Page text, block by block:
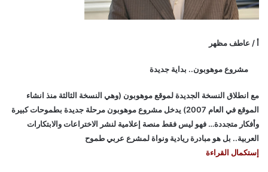
أ / عاطف مظهر
مشروع موهوبون.. بداية جديدة
مع انطلاق النسخة الجديدة لموقع موهوبون (وهي النسخة الثالثة منذ انشاء
الموقع في العام 2007) يدخل مشروع موهوبون مرحلة جديدة بطموحات كبيرة
وأفكار متجددة… فهو ليس فقط منصة إعلامية لنشر الاختراعات والابتكارات
العربية.. بل هو مبادرة ريادية ونواة لمشرع عربي طموح
إستكمال القراءة